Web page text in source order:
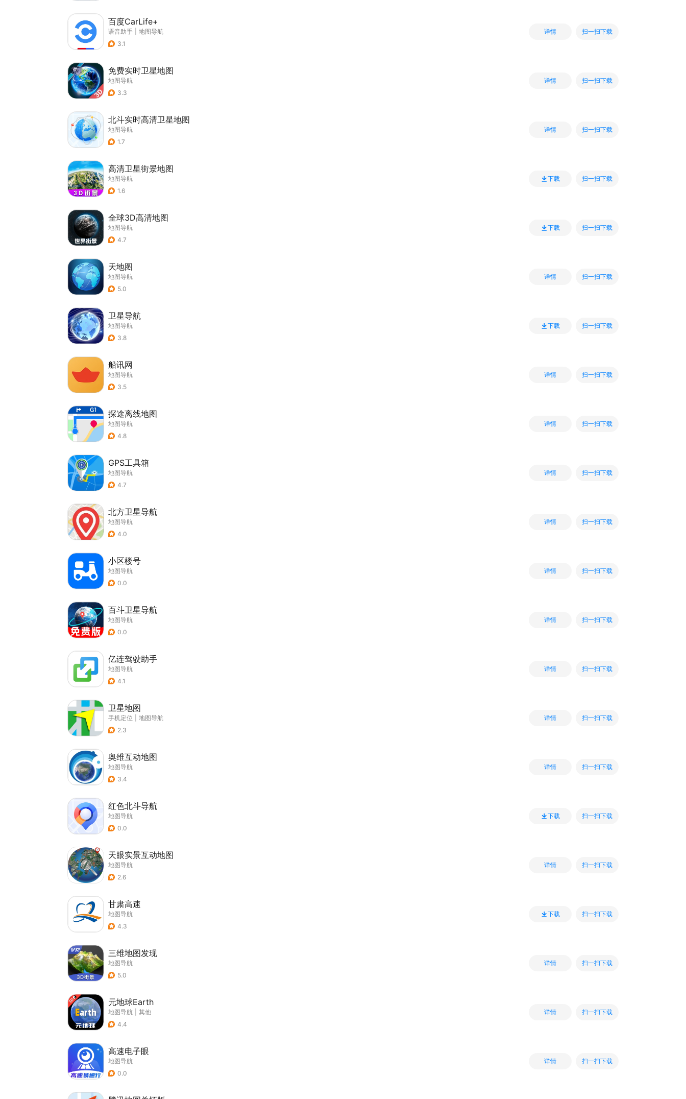
百度CarLife+
语音助手
地图导航
3.1
详情 扫一扫下载
免费实时卫星地图
地图导航
3.3
详情 扫一扫下载
北斗实时高清卫星地图
地图导航
1.7
详情 扫一扫下载
高清卫星街景地图
地图导航
1.6
下载 扫一扫下载
全球3D高清地图
地图导航
4.7
下载 扫一扫下载
天地图
地图导航
5.0
详情 扫一扫下载
卫星导航
地图导航
3.8
下载 扫一扫下载
船讯网
地图导航
3.5
详情 扫一扫下载
探途离线地图
地图导航
4.8
详情 扫一扫下载
GPS工具箱
地图导航
4.7
详情 扫一扫下载
北方卫星导航
地图导航
4.0
详情 扫一扫下载
小区楼号
地图导航
0.0
详情 扫一扫下载
百斗卫星导航
地图导航
0.0
详情 扫一扫下载
亿连驾驶助手
地图导航
4.1
详情 扫一扫下载
卫星地图
手机定位
地图导航
2.3
详情 扫一扫下载
奥维互动地图
地图导航
3.4
详情 扫一扫下载
红色北斗导航
地图导航
0.0
下载 扫一扫下载
天眼实景互动地图
地图导航
2.6
详情 扫一扫下载
甘肃高速
地图导航
4.3
下载 扫一扫下载
三维地图发现
地图导航
5.0
详情 扫一扫下载
元地球Earth
地图导航
其他
4.4
详情 扫一扫下载
高速电子眼
地图导航
0.0
详情 扫一扫下载